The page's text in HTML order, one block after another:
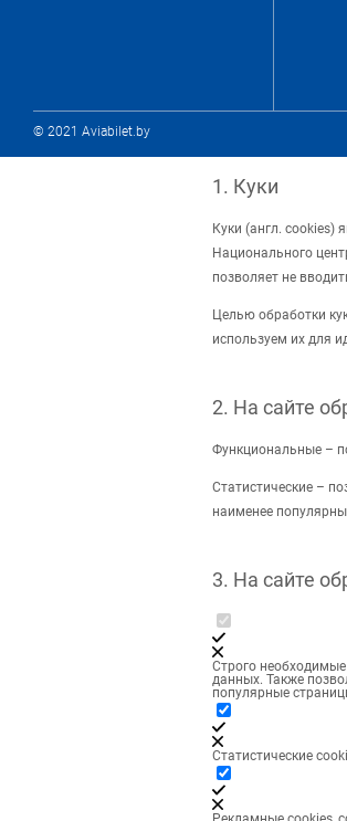
© 2021 Aviabilet.by
1. Куки
Куки (англ. cookies)
Национального
позволяет не
Целью обработки
используем их для
2. На сайте
Функциональные –
Статистические –
наименее
3. На сайте
Строго
данных. Также
популярные
Статистические